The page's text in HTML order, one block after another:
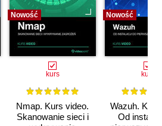
Nowość
kurs
Nmap. Kurs video.
Skanowanie sieci i
Nowość
kurs
Wazuh. Kurs
Od